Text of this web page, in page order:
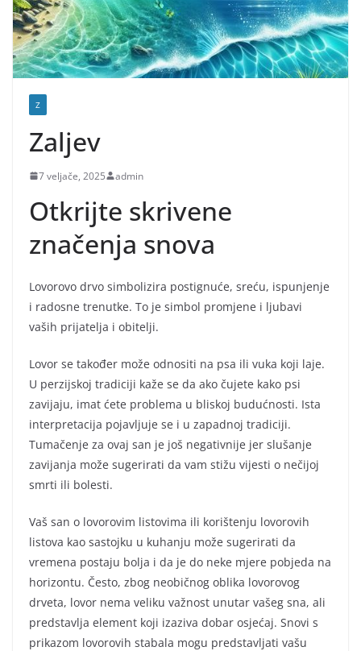
Z
Zaljev
7 veljače, 2025 admin
Otkrijte skrivene
značenja snova
Lovorovo drvo simbolizira postignuće, sreću, ispunjenje
i radosne trenutke. To je simbol promjene i ljubavi
vaših prijatelja i obitelji.
Lovor se također može odnositi na psa ili vuka koji laje.
U perzijskoj tradiciji kaže se da ako čujete kako psi
zavijaju, imat ćete problema u bliskoj budućnosti. Ista
interpretacija pojavljuje se i u zapadnoj tradiciji.
Tumačenje za ovaj san je još negativnije jer slušanje
zavijanja može sugerirati da vam stižu vijesti o nečijoj
smrti ili bolesti.
Vaš san o lovorovim listovima ili korištenju lovorovih
listova kao sastojku u kuhanju može sugerirati da
vremena postaju bolja i da je do neke mjere pobjeda na
horizontu. Često, zbog neobičnog oblika lovorovog
drveta, lovor nema veliku važnost unutar vašeg sna, ali
predstavlja element koji izaziva dobar osjećaj. Snovi s
prikazom lovorovih stabala mogu predstavljati vašu